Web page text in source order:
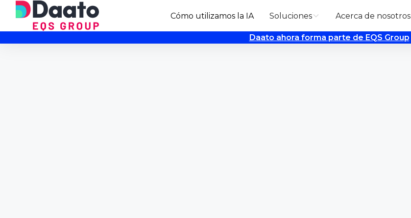
Cómo utilizamos la IA Soluciones Acerca de nosotros
Daato ahora forma parte de EQS Group